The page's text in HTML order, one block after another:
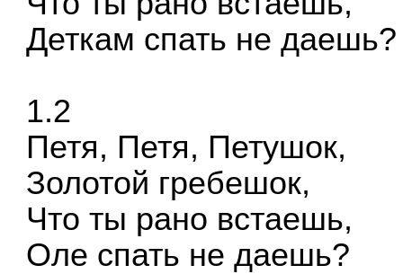
Деткам спать не даешь?
1.2
Петя, Петя, Петушок,
Золотой гребешок,
Что ты рано встаешь,
Оле спать не даешь?